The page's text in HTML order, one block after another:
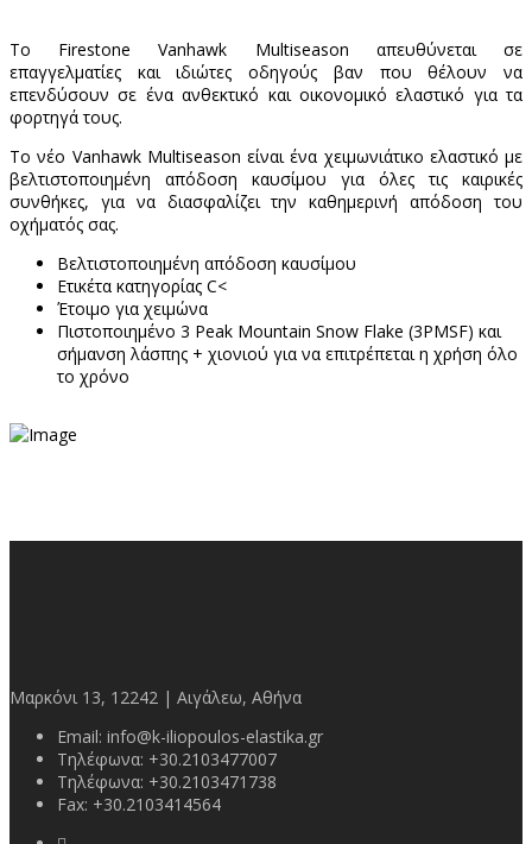
Το Firestone Vanhawk Multiseason απευθύνεται σε
επαγγελματίες και ιδιώτες οδηγούς βαν που θέλουν να
επενδύσουν σε ένα ανθεκτικό και οικονομικό ελαστικό για τα
φορτηγά τους.
Το νέο Vanhawk Multiseason είναι ένα χειμωνιάτικο ελαστικό με
βελτιστοποιημένη απόδοση καυσίμου για όλες τις καιρικές
συνθήκες, για να διασφαλίζει την καθημερινή απόδοση του
οχήματός σας.
Βελτιστοποιημένη απόδοση καυσίμου
Ετικέτα κατηγορίας C<
Έτοιμο για χειμώνα
Πιστοποιημένο 3 Peak Mountain Snow Flake (3PMSF) και
σήμανση λάσπης + χιονιού για να επιτρέπεται η χρήση όλο
το χρόνο
Μαρκόνι 13, 12242 | Αιγάλεω, Αθήνα
Email: info@k-iliopoulos-elastika.gr
Τηλέφωνα: +30.2103477007
Τηλέφωνα: +30.2103471738
Fax: +30.2103414564